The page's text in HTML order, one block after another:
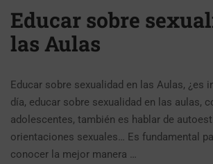
Educar sobre
las Aulas
Educar sobre sexualidad en las Aulas, ¿es
día, educar sobre sexualidad en las aulas,
adolescentes, también es hablar de
orientaciones sexuales… Es fundamental
conocer la mejor manera …